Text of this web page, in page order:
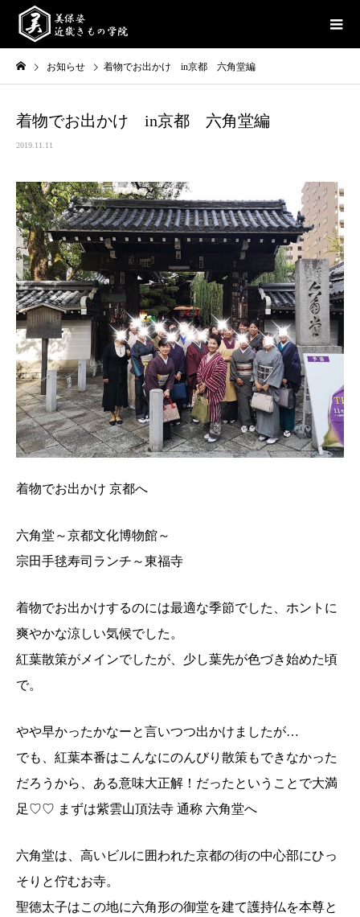
お知らせ 着物でお出かけ in京都 六角堂編
着物でお出かけ in京都 六角堂編
2019.11.11
着物でお出かけ 京都へ
六角堂～京都文化博物館～
宗田手毬寿司ランチ～東福寺
着物でお出かけするのには最適な季節でした、ホントに
爽やかな涼しい気候でした。
紅葉散策がメインでしたが、少し葉先が色づき始めた頃
で。
やや早かったかなーと言いつつ出かけましたが…
でも、紅葉本番はこんなにのんびり散策もできなかった
だろうから、ある意味大正解！だったということで大満
足♡♡ まずは紫雲山頂法寺 通称 六角堂へ
六角堂は、高いビルに囲われた京都の街の中心部にひっ
そりと佇むお寺。
聖徳太子はこの地に六角形の御堂を建て護持仏を本尊と